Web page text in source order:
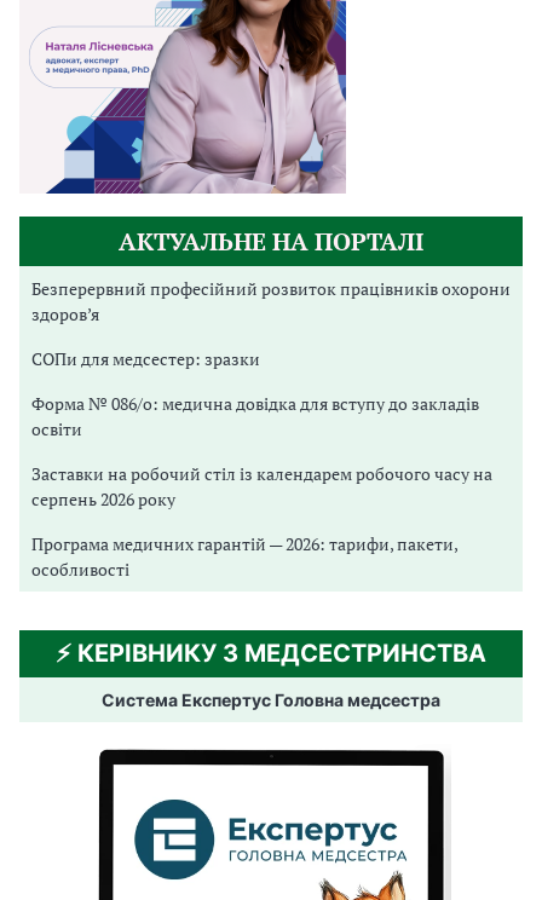
АКТУАЛЬНЕ НА ПОРТАЛІ
Безперервний професійний розвиток працівників охорони
здоров’я
СОПи для медсестер: зразки
Форма № 086/о: медична довідка для вступу до закладів
освіти
Заставки на робочий стіл із календарем робочого часу на
серпень 2026 року
Програма медичних гарантій — 2026: тарифи, пакети,
особливості
⚡️ КЕРІВНИКУ З МЕДСЕСТРИНСТВА
Система Експертус Головна медсестра